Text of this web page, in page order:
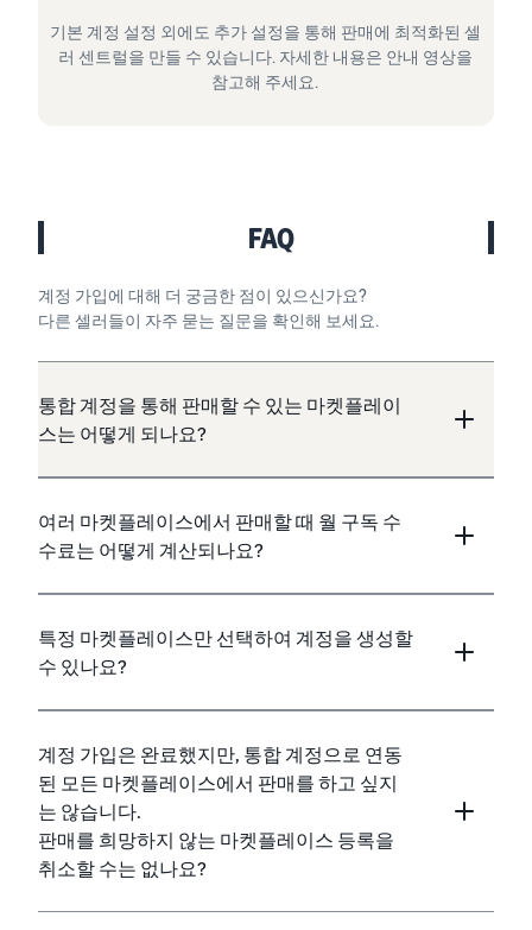
기본 계정 설정 외에도 추가 설정을 통해 판매에 최적화된 셀
러 센트럴을 만들 수 있습니다. 자세한 내용은 안내 영상을
참고해 주세요.
FAQ
계정 가입에 대해 더 궁금한 점이 있으신가요?
다른 셀러들이 자주 묻는 질문을 확인해 보세요.
통합 계정을 통해 판매할 수 있는 마켓플레이
스는 어떻게 되나요?
여러 마켓플레이스에서 판매할 때 월 구독 수
수료는 어떻게 계산되나요?
특정 마켓플레이스만 선택하여 계정을 생성할
수 있나요?
계정 가입은 완료했지만, 통합 계정으로 연동
된 모든 마켓플레이스에서 판매를 하고 싶지
는 않습니다.
판매를 희망하지 않는 마켓플레이스 등록을
취소할 수는 없나요?